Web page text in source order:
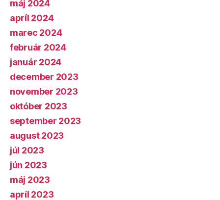
máj 2024
apríl 2024
marec 2024
február 2024
január 2024
december 2023
november 2023
október 2023
september 2023
august 2023
júl 2023
jún 2023
máj 2023
apríl 2023